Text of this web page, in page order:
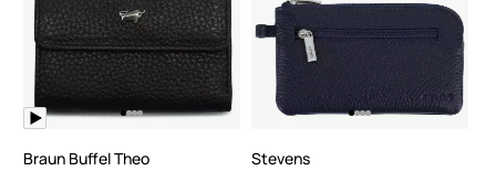
Braun Buffel Theo Stevens